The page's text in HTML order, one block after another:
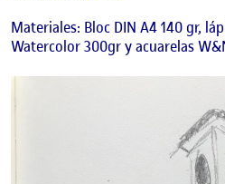
Materiales: Bloc DIN A4 140 gr,
Watercolor 300gr y acuarelas